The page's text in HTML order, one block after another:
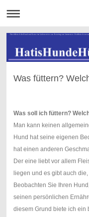
Frischfleisch für Hund und Katze im Lieferservice aus Raisting am Ammersee. Rohfleisch zur
Was füttern?
Was soll ich füttern?
Man kann keinen
Hund hat seine eigenen
hat einen anderen
Der eine liebt vor allem
liegen und es gibt auch
Beobachten Sie Ihren
seinen persönlichen
diesem Grund biete ich ein